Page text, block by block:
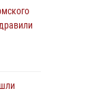
войск